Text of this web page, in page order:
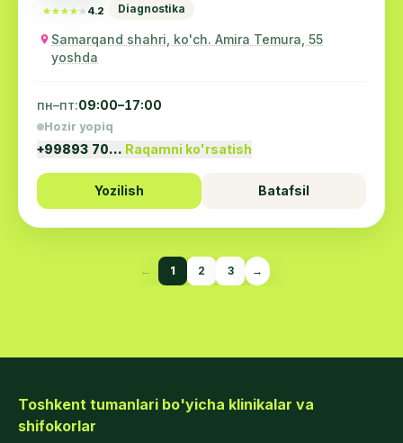
★★★★★
★★★★★ 4.2 Diagnostika
Samarqand shahri, ko'ch. Amira Temura, 55
yoshda
пн–пт:09:00–17:00
Hozir yopiq
+99893 70… Raqamni ko'rsatish
Yozilish Batafsil
← 1 2 3 →
Toshkent tumanlari bo'yicha klinikalar va
shifokorlar